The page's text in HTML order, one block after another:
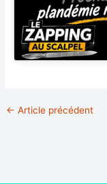
← Article précédent